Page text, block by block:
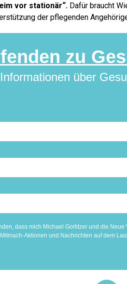
vor stationär“. Dafür braucht
der pflegenden
zu
über
dass mich Michael Gorlitzer und die
Aktionen und Nachrichten auf dem